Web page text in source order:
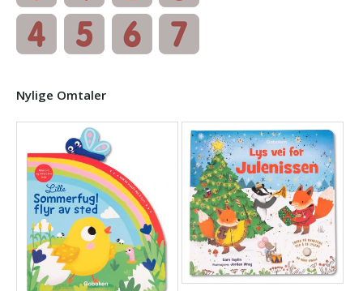
Nylige Omtaler